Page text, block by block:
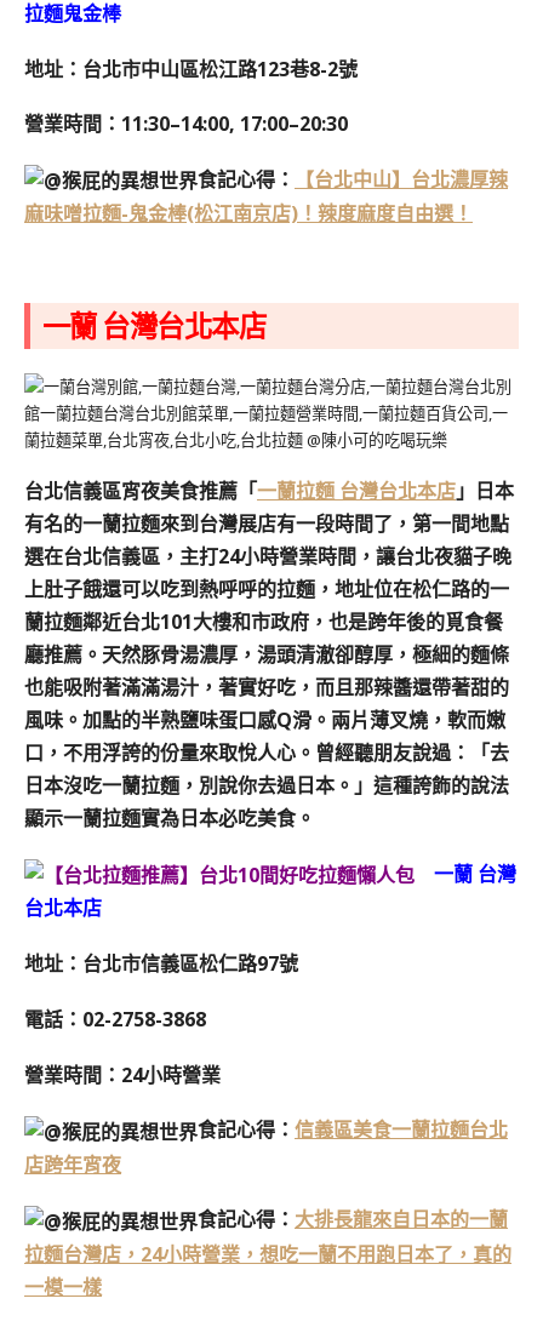
拉麵鬼金棒
地址：台北市中山區松江路123巷8-2號
營業時間：11:30–14:00, 17:00–20:30
食記心得：
【台北中山】台北濃厚辣
麻味噌拉麵-鬼金棒(松江南京店)！辣度麻度自由選！
一蘭 台灣台北本店
台北信義區宵夜美食推薦「一蘭拉麵 台灣台北本店」日本
有名的一蘭拉麵來到台灣展店有一段時間了，第一間地點
選在台北信義區，主打24小時營業時間，讓台北夜貓子晚
上肚子餓還可以吃到熱呼呼的拉麵，地址位在松仁路的一
蘭拉麵鄰近台北101大樓和市政府，也是跨年後的覓食餐
廳推薦。天然豚骨湯濃厚，湯頭清澈卻醇厚，極細的麵條
也能吸附著滿滿湯汁，著實好吃，而且那辣醬還帶著甜的
風味。加點的半熟鹽味蛋口感Q滑。兩片薄叉燒，軟而嫩
口，不用浮誇的份量來取悅人心。曾經聽朋友說過：「去
日本沒吃一蘭拉麵，別說你去過日本。」這種誇飾的說法
顯示一蘭拉麵實為日本必吃美食。
一蘭 台灣
台北本店
地址：台北市信義區松仁路97號
電話：02-2758-3868
營業時間：24小時營業
食記心得： 信義區美食一蘭拉麵台北
店跨年宵夜
食記心得： 大排長龍來自日本的一蘭
拉麵台灣店，24小時營業，想吃一蘭不用跑日本了，真的
一模一樣